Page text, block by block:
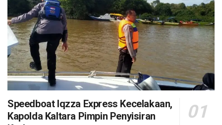
Speedboat Iqzza Express Kecelakaan,
Kapolda Kaltara Pimpin Penyisiran